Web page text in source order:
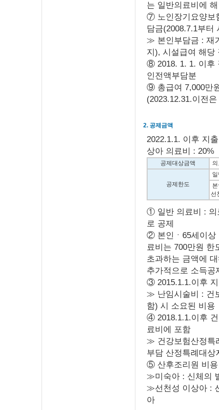
는 일반의료비에
⑦ 노인장기요양보
담금(2008.7.1부터
≫ 본인부담금 : 재
지), 시설급여 해당
⑧ 2018. 1. 1. 이후
인전액부담분
⑨ 총급여 7,000만
(2023.12.31.이전
2. 공제금액
2022.1.1. 이후 지
상아 의료비 : 20%
공제대상금액
공제한도
선
① 일반 의료비 : 의
로 공제
② 본인ㆍ65세이상
료비는 700만원 한
초과하는 금액에
추가적으로 소득
③ 2015.1.1.이후
≫ 난임시술비 : 건
함) 시 소요된 비용
④ 2018.1.1.이후
료비에 포함
≫ 건강보험산정특
부담 산정특례대상
⑤ 산후조리원 비용
≫미숙아 : 신체의
≫선천성 이상아 :
아